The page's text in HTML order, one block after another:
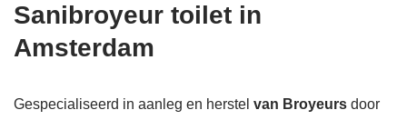
Sanibroyeur toilet in
Amsterdam
Gespecialiseerd in aanleg en herstel van Broyeurs door